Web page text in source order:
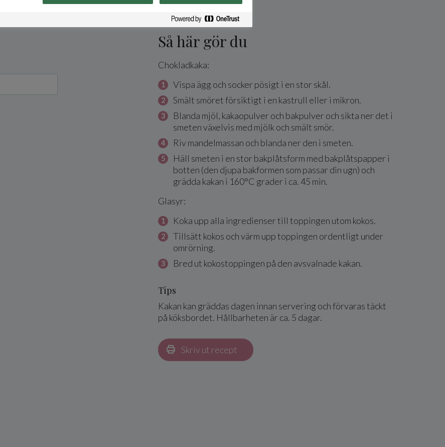
Så här gör du
Chokladkaka:
Vispa ägg och socker pösigt i en stor skål.
Smält smöret försiktigt i en kastrull eller i mikron.
Blanda mjöl, kakaopulver och bakpulver och sikta ner det i
smeten växelvis med mjölk och smält smör.
Riv mandelmassan och blanda ner den i smeten.
Häll smeten i en stor bakplåtsform med bakplåtspapper i
botten (den djupa bakformen som passar din ugn) och
grädda kakan i 160°C grader i ca. 45 min.
Glasyr:
Koka upp alla ingredienser till toppingen utom kokos.
Tillsätt kokos och värm upp toppingen ordentligt under
omrörning.
Bred ut kokostoppingen på den avsvalnade kakan.
Tips
Kakan kan gräddas dagen innan servering och förvaras täckt
på köksbordet. Hållbarheten är ca. 5 dagar.
Skriv ut recept